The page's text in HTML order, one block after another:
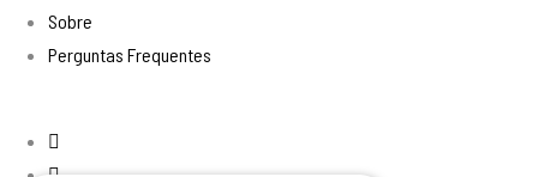
Sobre
Perguntas Frequentes